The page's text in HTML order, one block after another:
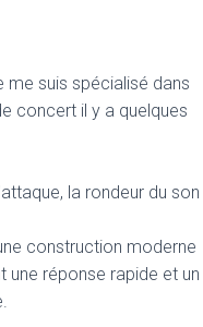
me suis spécialisé dans
concert il y a quelques
la rondeur du son
construction moderne
une réponse rapide et un